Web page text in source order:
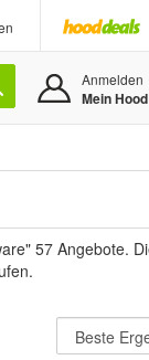
Anmelden
Mein Hood
57 Angebote.